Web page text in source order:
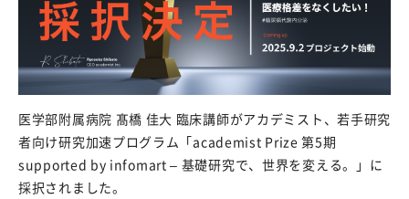
研究支援メニュー
コンプライアンスについて
特別研究員PD等の育成方針
動物性集合胚生命倫理審査委員会
産学官連携
医学部附属病院 髙橋 佳大 臨床講師がアカデミスト、若手研究
者向け研究加速プログラム 「academist Prize 第5期
supported by infomart – 基礎研究で、世界を変える。」に
採択されました。